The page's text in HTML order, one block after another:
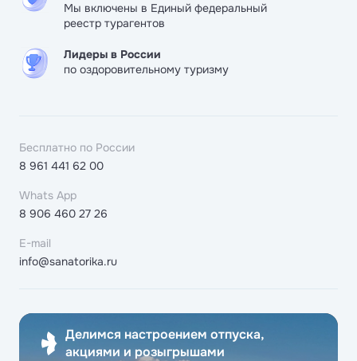
Мы включены в Единый федеральный
реестр турагентов
Лидеры в России
по оздоровительному туризму
Бесплатно по России
8 961 441 62 00
Whats App
8 906 460 27 26
E-mail
info@sanatorika.ru
Делимся настроением отпуска,
акциями и розыгрышами